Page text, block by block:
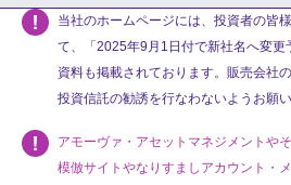
当社のホームページには、投資者の皆
て、「2025年9月1日付で新社名へ変更
資料も掲載されております。販売会社
投資信託の勧誘を行なわないようお願い
アモーヴァ・アセットマネジメントや
模倣サイトやなりすましアカウント・